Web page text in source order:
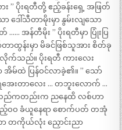
း ” ပိုးရတီတို့ ဧည့်ခန်းရှေ့ အဖြတ်
ေါ်သီတာမိုးမှာ နွမ်းလျသော
အန်တီမိုး ” ပိုးရတီမှာ ပြုံးပြ
ထွန်းမှာ မိခင်ဖြစ်သူအား စိတ်ခု
က်သည်။ ပိုးရတီ ကားလေး
အိမ်ထဲ ပြန်ဝင်လာခဲ့၏။ ” သော်
အေးတာလေး … တဘူးလောက် …
ေ့လည်ကတည်းက ညနေထိ လစ်ဟာ
ည့်ဝဝ ခံယူနေရာ စောက်ပတ် တအုံ
င်ကာ တကိုယ်လုံး ညှောင်းညာ